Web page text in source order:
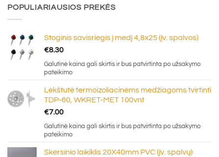
POPULIARIAUSIOS PREKĖS
Stoginis savisriegis į medį 4,8x25 (įv. spalvos)
€8.30
Galutinė kaina gali skirtis ir bus patvirtinta po užsakymo
pateikimo
Lėkštutė termoizoliacinėms medžiagoms tvirtinti
TDP-60, WKRET-MET 100vnt
€7.00
Galutinė kaina gali skirtis ir bus patvirtinta po užsakymo
pateikimo
Skersinio laikiklis 20X40mm PVC (įv. spalvų)